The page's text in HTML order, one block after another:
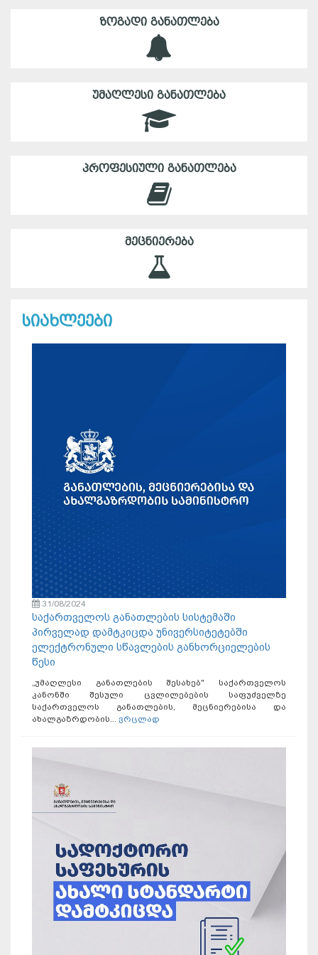
ᲖᲝᲒᲐᲓᲘ ᲒᲐᲜᲐᲗᲚᲔᲑᲐ
ᲣᲛᲐᲦᲚᲔᲡᲘ ᲒᲐᲜᲐᲗᲚᲔᲑᲐ
ᲞᲠᲝᲤᲔᲡᲘᲣᲚᲘ ᲒᲐᲜᲐᲗᲚᲔᲑᲐ
ᲛᲔᲪᲜᲘᲔᲠᲔᲑᲐ
სიახლეები
31/08/2024
საქართველოს განათლების სისტემაში
პირველად დამტკიცდა უნივერსიტეტებში
ელექტრონული სწავლების განხორციელების
წესი
„უმაღლესი განათლების შესახებ" საქართველოს
კანონში შესული ცვლილებების საფუძველზე
საქართველოს განათლების, მეცნიერებისა და
ახალგაზრდობის... ვრცლად